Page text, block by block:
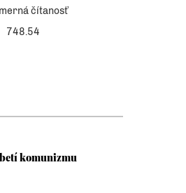
čítanosť
748.54
komunizmu